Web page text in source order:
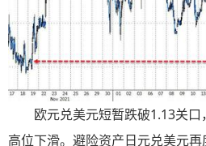
欧元兑美元短暂跌破1.13关
高位下滑。避险资产日元兑美元